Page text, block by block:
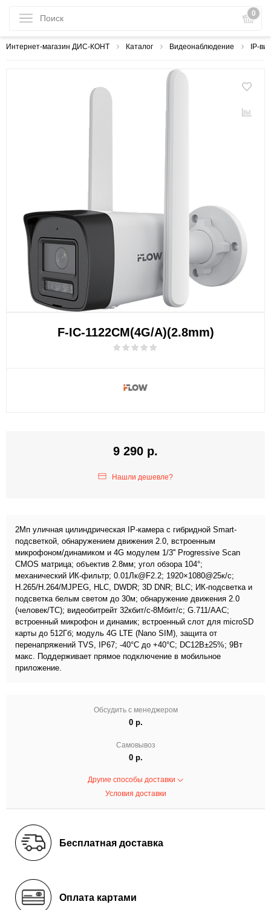
0
Интернет-магазин ДИС-КОНТ Каталог Видеонаблюдение IP-
F-IC-1122CM(4G/A)(2.8mm)
9 290 р.
Нашли дешевле?
2Мп уличная цилиндрическая IP-камера с гибридной Smart-
подсветкой, обнаружением движения 2.0, встроенным
микрофоном/динамиком и 4G модулем 1/3'' Progressive Scan
CMOS матрица; объектив 2.8мм; угол обзора 104°;
механический ИК-фильтр; 0.01Лк@F2.2; 1920×1080@25к/с;
H.265/H.264/MJPEG, HLC, DWDR; 3D DNR; BLC; ИК-подсветка и
подсветка белым светом до 30м; обнаружение движения 2.0
(человек/ТС); видеобитрейт 32кбит/с-8Мбит/с; G.711/AAC;
встроенный микрофон и динамик; встроенный слот для microSD
карты до 512Гб; модуль 4G LTE (Nano SIM), защита от
перенапряжений TVS, IP67; -40°C до +40°C; DC12В±25%; 9Вт
макс. Поддерживает прямое подключение в мобильное
приложение.
Обсудить с менеджером
0 р.
Самовывоз
0 р.
Другие способы доставки
Условия доставки
Бесплатная доставка
Оплата картами